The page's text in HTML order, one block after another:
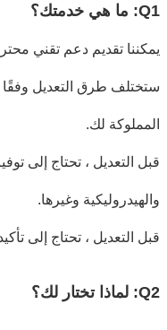
Q1: ما هي خدمتك؟
يمكننا تقديم دعم تقني
ستختلف طرق التعديل وفقًا
المملوكة لك.
قبل التعديل ، تحتاج إلى
والهيدروليكية وغيرها.
قبل التعديل ، تحتاج إلى
Q2: لماذا تختار لك؟